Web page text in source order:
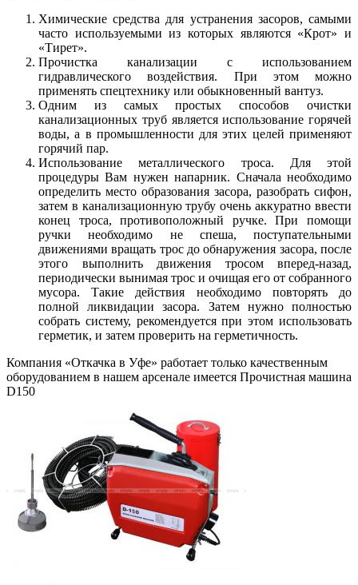
Химические средства для устранения засоров, самыми
часто используемыми из которых являются «Крот» и
«Тирет».
Прочистка канализации с использованием
гидравлического воздействия. При этом можно
применять спецтехнику или обыкновенный вантуз.
Одним из самых простых способов очистки
канализационных труб является использование горячей
воды, а в промышленности для этих целей применяют
горячий пар.
Использование металлического троса. Для этой
процедуры Вам нужен напарник. Сначала необходимо
определить место образования засора, разобрать сифон,
затем в канализационную трубу очень аккуратно ввести
конец троса, противоположный ручке. При помощи
ручки необходимо не спеша, поступательными
движениями вращать трос до обнаружения засора, после
этого выполнить движения тросом вперед-назад,
периодически вынимая трос и очищая его от собранного
мусора. Такие действия необходимо повторять до
полной ликвидации засора. Затем нужно полностью
собрать систему, рекомендуется при этом использовать
герметик, и затем проверить на герметичность.
Компания «Откачка в Уфе» работает только качественным
оборудованием в нашем арсенале имеется Прочистная машина
D150